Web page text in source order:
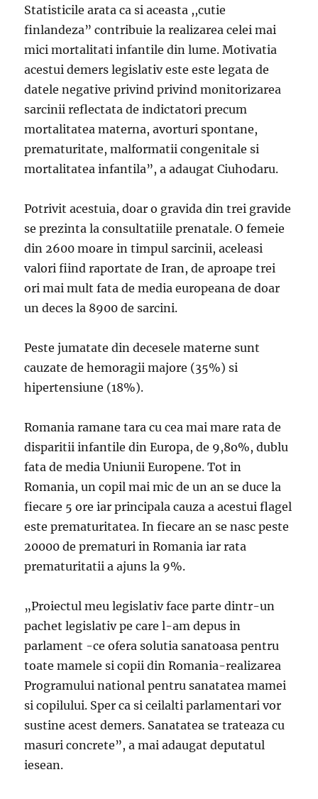
Statisticile arata ca si aceasta ,,cutie
finlandeza” contribuie la realizarea celei mai
mici mortalitati infantile din lume. Motivatia
acestui demers legislativ este este legata de
datele negative privind privind monitorizarea
sarcinii reflectata de indictatori precum
mortalitatea materna, avorturi spontane,
prematuritate, malformatii congenitale si
mortalitatea infantila”, a adaugat Ciuhodaru.
Potrivit acestuia, doar o gravida din trei gravide
se prezinta la consultatiile prenatale. O femeie
din 2600 moare in timpul sarcinii, aceleasi
valori fiind raportate de Iran, de aproape trei
ori mai mult fata de media europeana de doar
un deces la 8900 de sarcini.
Peste jumatate din decesele materne sunt
cauzate de hemoragii majore (35%) si
hipertensiune (18%).
Romania ramane tara cu cea mai mare rata de
disparitii infantile din Europa, de 9,8o%, dublu
fata de media Uniunii Europene. Tot in
Romania, un copil mai mic de un an se duce la
fiecare 5 ore iar principala cauza a acestui flagel
este prematuritatea. In fiecare an se nasc peste
20000 de prematuri in Romania iar rata
prematuritatii a ajuns la 9%.
„Proiectul meu legislativ face parte dintr-un
pachet legislativ pe care l-am depus in
parlament -ce ofera solutia sanatoasa pentru
toate mamele si copii din Romania-realizarea
Programului national pentru sanatatea mamei
si copilului. Sper ca si ceilalti parlamentari vor
sustine acest demers. Sanatatea se trateaza cu
masuri concrete”, a mai adaugat deputatul
iesean.